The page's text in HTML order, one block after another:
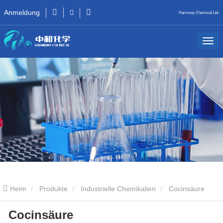
Anmeldung Harmony Chemical Ltd.
Heim Produkte Industrielle Chemikalien Cocinsäure
Cocinsäure